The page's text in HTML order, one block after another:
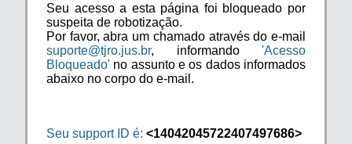
Seu acesso a esta página foi bloqueado por
suspeita de robotização.
Por favor, abra um chamado através do e-mail
suporte@tjro.jus.br, informando 'Acesso
Bloqueado' no assunto e os dados informados
abaixo no corpo do e-mail.
Seu support ID é: <14042045722407497686>